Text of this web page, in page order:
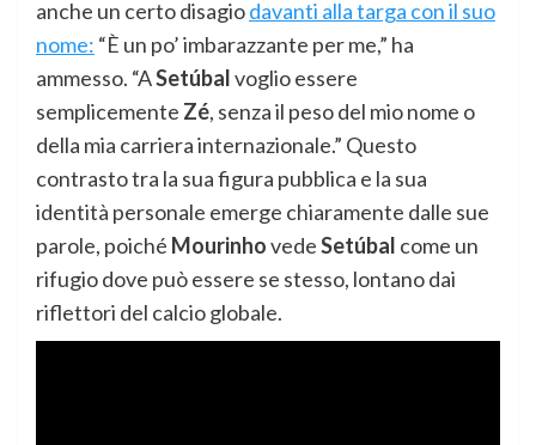
anche un certo disagiodavanti alla targa con il suo
nome: “È un po’ imbarazzante per me,” ha
ammesso. “ASetúbalvoglio essere
semplicemente Zé, senza il peso del mio nome o
della mia carriera internazionale.” Questo
contrasto tra la sua figura pubblica e la sua
identità personale emerge chiaramente dalle sue
parole, poiché MourinhovedeSetúbal come un
rifugio dove può essere se stesso, lontano dai
riflettori del calcio globale.